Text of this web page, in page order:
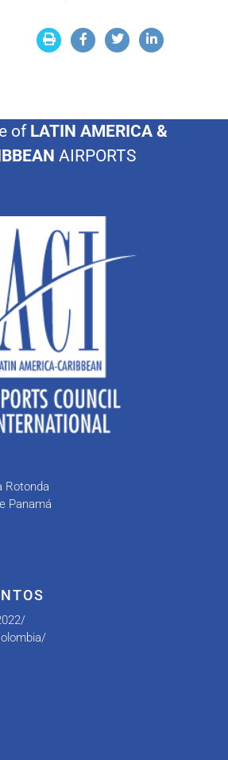
of LATIN AMERICA &
AIRPORTS
Rotonda
Panamá